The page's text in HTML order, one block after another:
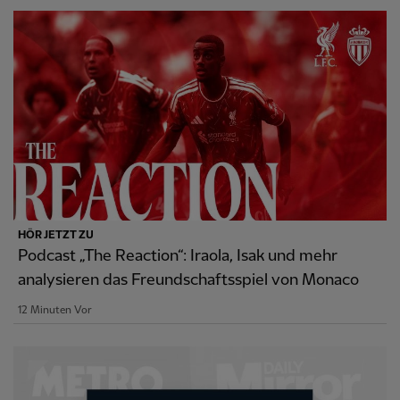
HÖR JETZT ZU
Podcast „The Reaction“: Iraola, Isak und mehr
analysieren das Freundschaftsspiel von Monaco
12 Minuten Vor